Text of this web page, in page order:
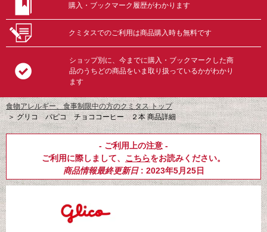
購入・ブックマーク履歴がわかります
クミタスでのご利用は商品購入時も無料です
ショップ別に、今までに購入・ブックマークした商
品のうちどの商品をいま取り扱っているかがわかり
ます
食物アレルギー、食事制限中の方のクミタス トップ
＞グリコ パピコ チョココーヒー ２本 商品詳細
- ご利用上の注意 -
ご利用に際しまして、 こちらをお読みください。
商品情報最終更新日: 2023年5月25日